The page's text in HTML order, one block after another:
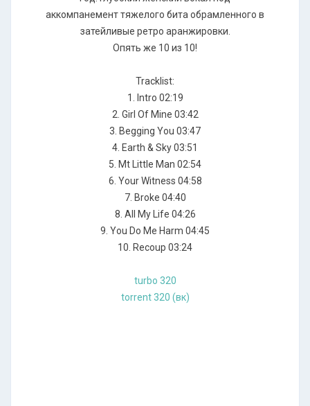
аккомпанемент тяжелого бита обрамленного в
затейливые ретро аранжировки.
Опять же 10 из 10!
Tracklist:
1. Intro 02:19
2. Girl Of Mine 03:42
3. Begging You 03:47
4. Earth & Sky 03:51
5. Mt Little Man 02:54
6. Your Witness 04:58
7. Broke 04:40
8. All My Life 04:26
9. You Do Me Harm 04:45
10. Recoup 03:24
turbo 320
torrent 320 (вк)